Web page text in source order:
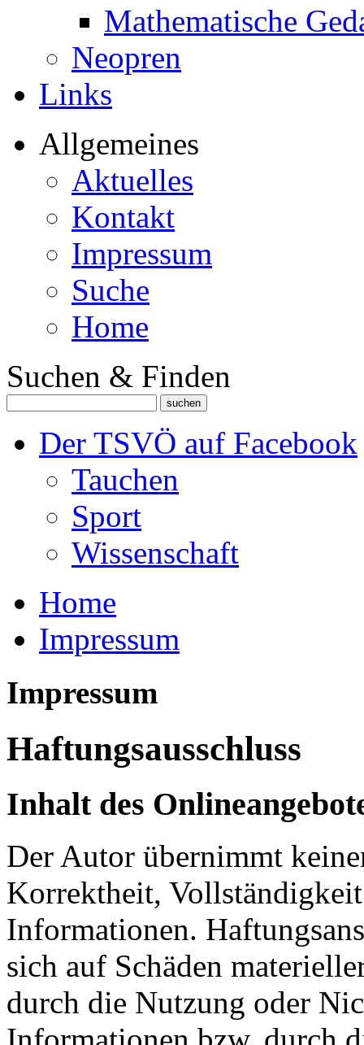
Mathematische
Neopren
Links
Allgemeines
Aktuelles
Kontakt
Impressum
Suche
Home
Suchen & Finden
Der TSVÖ auf Facebook
Tauchen
Sport
Wissenschaft
Home
Impressum
Impressum
Haftungsausschluss
Inhalt des
Der Autor übernimmt
Korrektheit,
Informationen.
sich auf Schäden
durch die Nutzung oder